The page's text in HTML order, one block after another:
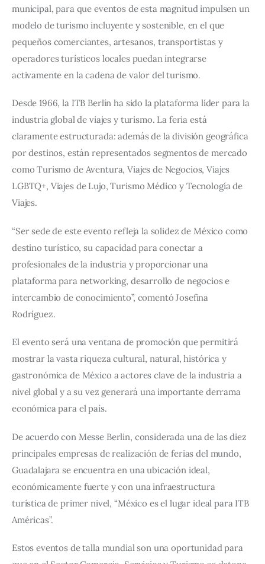
municipal, para que eventos de esta magnitud impulsen un
modelo de turismo incluyente y sostenible, en el que
pequeños comerciantes, artesanos, transportistas y
operadores turísticos locales puedan integrarse
activamente en la cadena de valor del turismo.
Desde 1966, la ITB Berlín ha sido la plataforma líder para la
industria global de viajes y turismo. La feria está
claramente estructurada: además de la división geográfica
por destinos, están representados segmentos de mercado
como Turismo de Aventura, Viajes de Negocios, Viajes
LGBTQ+, Viajes de Lujo, Turismo Médico y Tecnología de
Viajes.
“Ser sede de este evento refleja la solidez de México como
destino turístico, su capacidad para conectar a
profesionales de la industria y proporcionar una
plataforma para networking, desarrollo de negocios e
intercambio de conocimiento”, comentó Josefina
Rodríguez.
El evento será una ventana de promoción que permitirá
mostrar la vasta riqueza cultural, natural, histórica y
gastronómica de México a actores clave de la industria a
nivel global y a su vez generará una importante derrama
económica para el país.
De acuerdo con Messe Berlin, considerada una de las diez
principales empresas de realización de ferias del mundo,
Guadalajara se encuentra en una ubicación ideal,
económicamente fuerte y con una infraestructura
turística de primer nivel, “México es el lugar ideal para ITB
Américas”.
Estos eventos de talla mundial son una oportunidad para